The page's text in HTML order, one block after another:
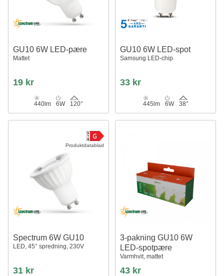
GU10 6W LED-pære
Mattet
19 kr
440lm 6W 120°
GU10 6W LED-spot
Samsung LED-chip
33 kr
445lm 6W 38°
Produktdatablad
Spectrum 6W GU10
LED, 45° spredning, 230V
31 kr
3-pakning GU10 6W
LED-spotpære
Varmhvit, mattet
43 kr